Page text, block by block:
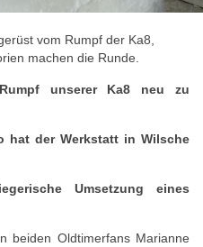
vom Rumpf der Ka8,
machen die Runde.
unserer Ka8 neu zu
hat der Werkstatt in Wilsche
Umsetzung eines
beiden Oldtimerfans Marianne